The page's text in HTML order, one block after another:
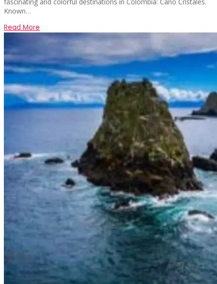
fascinating and colorful destinations in Colombia: Caño Cristales.
Known…
Read More